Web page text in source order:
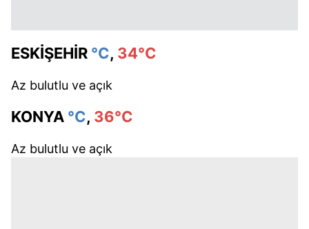
ESKİŞEHİR °C, 34°C
Az bulutlu ve açık
KONYA °C, 36°C
Az bulutlu ve açık